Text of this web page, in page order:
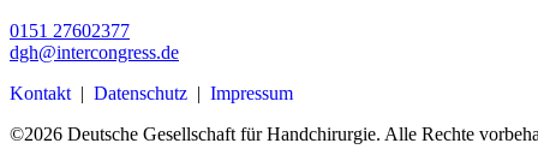
0151 27602377
dgh@intercongress.de
Kontakt | Datenschutz | Impressum
©2026 Deutsche Gesellschaft für Handchirurgie. Alle Rechte